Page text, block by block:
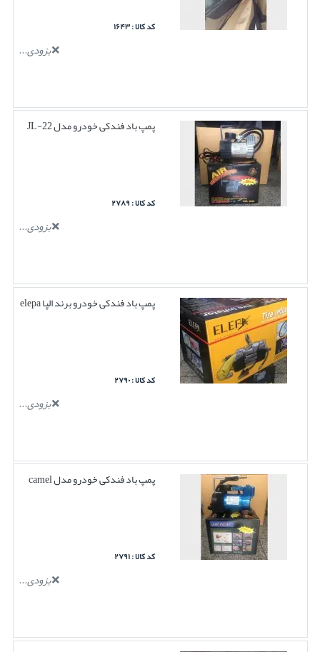
کد کالا : ۱۶۴۳
بزودی...
پمپ باد فندکی خودرو مدل JL-22
کد کالا : ۲۷۸۹
بزودی...
پمپ باد فندکی خودرو برند الپا elepa
کد کالا : ۲۷۹۰
بزودی...
پمپ باد فندکی خودرو مدل camel
کد کالا : ۲۷۹۱
بزودی...